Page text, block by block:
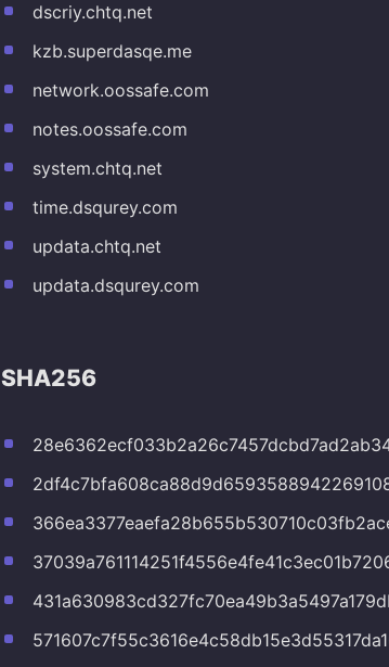
dscriy.chtq.net
kzb.superdasqe.me
network.oossafe.com
notes.oossafe.com
system.chtq.net
time.dsqurey.com
updata.chtq.net
updata.dsqurey.com
SHA256